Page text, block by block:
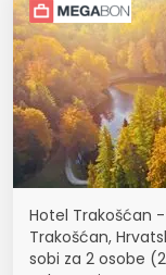
Hotel Trakošćan
Trakošćan,
sobi za 2 osobe